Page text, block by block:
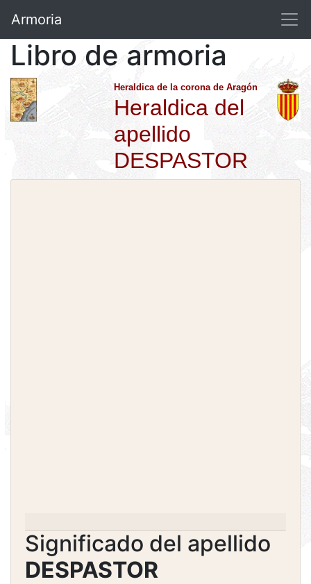
Armoria
Libro de armoria
Heraldica de la corona de Aragón
Heraldica del
apellido
DESPASTOR
Significado del apellido
DESPASTOR